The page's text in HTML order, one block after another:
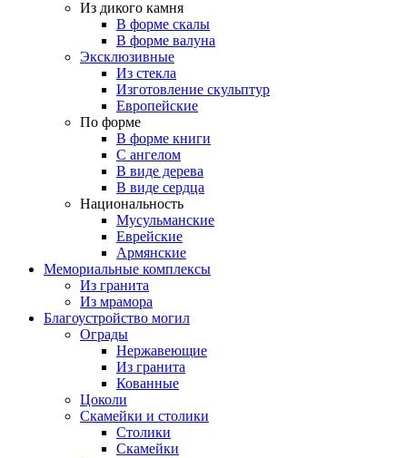
Из дикого камня
В форме скалы
В форме валуна
Эксклюзивные
Из стекла
Изготовление скульптур
Европейские
По форме
В форме книги
С ангелом
В виде дерева
В виде сердца
Национальность
Мусульманские
Еврейские
Армянские
Мемориальные комплексы
Из гранита
Из мрамора
Благоустройство могил
Ограды
Нержавеющие
Из гранита
Кованные
Цоколи
Скамейки и столики
Столики
Скамейки